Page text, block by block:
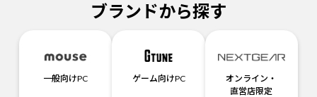
ブランドから探す
一般向けPC ゲーム向けPC
オンライン・
直営店限定